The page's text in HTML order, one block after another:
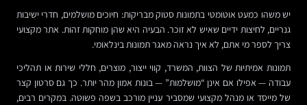
יש משהו כמעט אוטומטי בתמונות סטוק מבריקות: חיוכים מושלמים, חדרי ישיבות
גנריים, לחיצות ידיים שאיש לא זוכר. הבעיה היא שהן מוחקות זהות. אתר מקצועי
צריך לספר מי אתם, לא איך נראה מאגר תמונות בינלאומי.
תמונות אמיתיות של הצוות, המשרד, קווי ייצור, מוצרים, חללי שירות או תהליכי
עבודה — אפילו אם אינן “מושלמות” — בונות אמון מהר יותר. כך גם סרטון קצר
של מייסד או מנהל מקצועי שמסביר עניין מורכב בשפה פשוטה. במקרים רבים,